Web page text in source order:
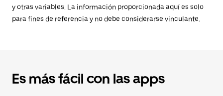
y otras variables. La información proporcionada aquí es solo
para fines de referencia y no debe considerarse vinculante.
Es más fácil con las apps